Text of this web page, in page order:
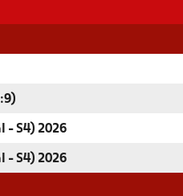
- S4) 2026
- S4) 2026